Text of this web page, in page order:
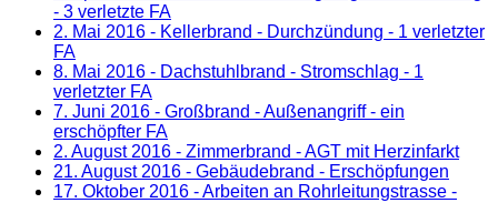
- 3 verletzte FA
2. Mai 2016 - Kellerbrand - Durchzündung - 1 verletzter
FA
8. Mai 2016 - Dachstuhlbrand - Stromschlag - 1
verletzter FA
7. Juni 2016 - Großbrand - Außenangriff - ein
erschöpfter FA
2. August 2016 - Zimmerbrand - AGT mit Herzinfarkt
21. August 2016 - Gebäudebrand - Erschöpfungen
17. Oktober 2016 - Arbeiten an Rohrleitungstrasse -